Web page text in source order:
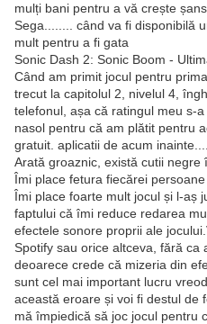
mulți bani pentru a vă crește
Sega........ când va fi disponibilă
mult pentru a fi gata
Sonic Dash 2: Sonic Boom -
Când am primit jocul pentru
trecut la capitolul 2, nivelul 4,
telefonul, așa că ratingul meu s-
nasol pentru că am plătit pentru
gratuit. aplicatii de acum
Arată groaznic, există cutii negre
Îmi place fetura fiecărei persoane
Îmi place foarte mult jocul și l-aș
faptului că îmi reduce redarea
efectele sonore proprii ale
Spotify sau orice altceva, fără ca
deoarece crede că mizeria din
sunt cel mai important lucru
această eroare și voi fi destul de
mă împiedică să joc jocul pentru